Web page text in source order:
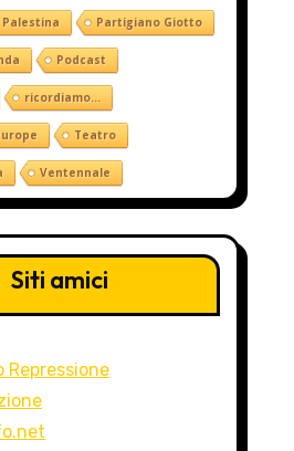
Palestina Partigiano Giotto
Podcast
ricordiamo...
Teatro
Ventennale
Siti amici
Repressione